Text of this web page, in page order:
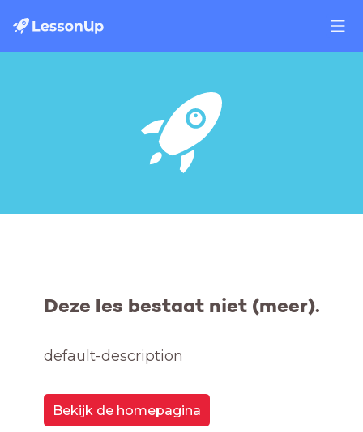
Deze les bestaat niet (meer).
default-description
Bekijk de homepagina